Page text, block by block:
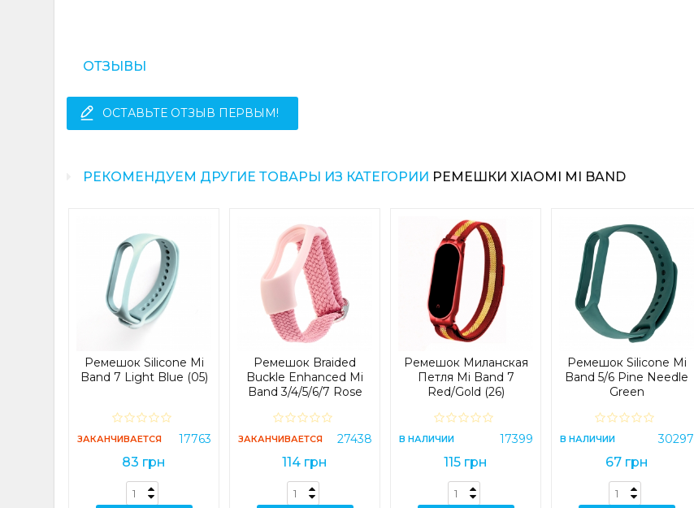
ОТЗЫВЫ
ОСТАВЬТЕ ОТЗЫВ ПЕРВЫМ!
РЕКОМЕНДУЕМ ДРУГИЕ ТОВАРЫ ИЗ КАТЕГОРИИ РЕМЕШКИ XIAOMI MI BAND
Ремешок Silicone Mi
Band 7 Light Blue (05)
ЗАКАНЧИВАЕТСЯ 17763
83 грн
Ремешок Braided
Buckle Enhanced Mi
Band 3/4/5/6/7 Rose
ЗАКАНЧИВАЕТСЯ 27438
114 грн
Ремешок Миланская
Петля Mi Band 7
Red/Gold (26)
В НАЛИЧИИ 17399
115 грн
Ремешок Silicone Mi
Band 5/6 Pine Needle
Green
В НАЛИЧИИ 30297
67 грн